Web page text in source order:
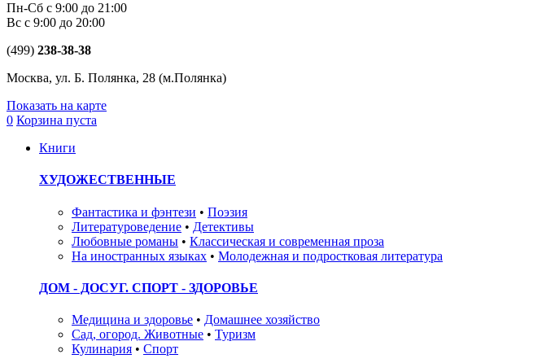
Пн-Сб с 9:00 до 21:00
Вс с 9:00 до 20:00
(499) 238-38-38
Москва, ул. Б. Полянка, 28 (м.Полянка)
Показать на карте
0 Корзина пуста
Книги
ХУДОЖЕСТВЕННЫЕ
Фантастика и фэнтези • Поэзия
Литературоведение • Детективы
Любовные романы • Классическая и современная проза
На иностранных языках • Молодежная и подростковая литература
ДОМ - ДОСУГ. СПОРТ - ЗДОРОВЬЕ
Медицина и здоровье • Домашнее хозяйство
Сад, огород. Животные • Туризм
Кулинария • Спорт